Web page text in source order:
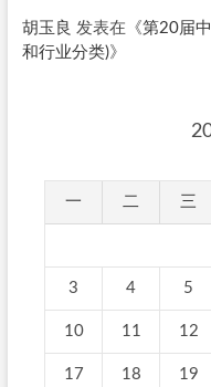
胡玉良 发表在《第20届
和行业分类)》
一 二 三
3 4 5
10 11 12
17 18 19